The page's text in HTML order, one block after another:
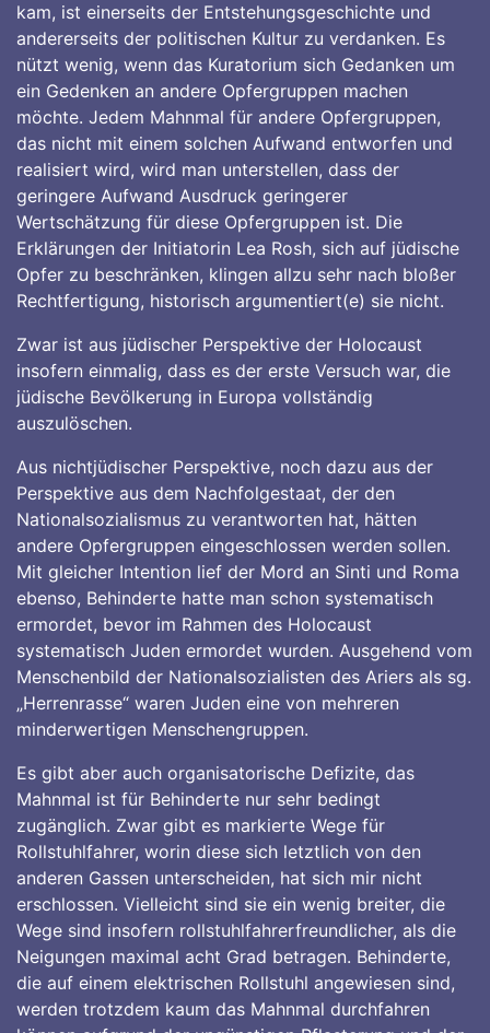
kam, ist einerseits der Entstehungsgeschichte und
andererseits der politischen Kultur zu verdanken. Es
nützt wenig, wenn das Kuratorium sich Gedanken um
ein Gedenken an andere Opfergruppen machen
möchte. Jedem Mahnmal für andere Opfergruppen,
das nicht mit einem solchen Aufwand entworfen und
realisiert wird, wird man unterstellen, dass der
geringere Aufwand Ausdruck geringerer
Wertschätzung für diese Opfergruppen ist. Die
Erklärungen der Initiatorin Lea Rosh, sich auf jüdische
Opfer zu beschränken, klingen allzu sehr nach bloßer
Rechtfertigung, historisch argumentiert(e) sie nicht.
Zwar ist aus jüdischer Perspektive der Holocaust
insofern einmalig, dass es der erste Versuch war, die
jüdische Bevölkerung in Europa vollständig
auszulöschen.
Aus nichtjüdischer Perspektive, noch dazu aus der
Perspektive aus dem Nachfolgestaat, der den
Nationalsozialismus zu verantworten hat, hätten
andere Opfergruppen eingeschlossen werden sollen.
Mit gleicher Intention lief der Mord an Sinti und Roma
ebenso, Behinderte hatte man schon systematisch
ermordet, bevor im Rahmen des Holocaust
systematisch Juden ermordet wurden. Ausgehend vom
Menschenbild der Nationalsozialisten des Ariers als sg.
„Herrenrasse“ waren Juden eine von mehreren
minderwertigen Menschengruppen.
Es gibt aber auch organisatorische Defizite, das
Mahnmal ist für Behinderte nur sehr bedingt
zugänglich. Zwar gibt es markierte Wege für
Rollstuhlfahrer, worin diese sich letztlich von den
anderen Gassen unterscheiden, hat sich mir nicht
erschlossen. Vielleicht sind sie ein wenig breiter, die
Wege sind insofern rollstuhlfahrerfreundlicher, als die
Neigungen maximal acht Grad betragen. Behinderte,
die auf einem elektrischen Rollstuhl angewiesen sind,
werden trotzdem kaum das Mahnmal durchfahren